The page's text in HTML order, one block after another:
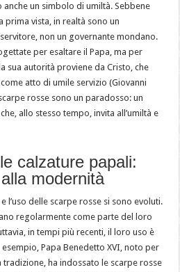
anche un simbolo di umiltà. Sebbene
prima vista, in realtà sono un
non un governante mondano.
per esaltare il Papa, ma per
sua autorità proviene da Cristo, che
atto di umile servizio (Giovanni
rosse sono un paradosso: un
allo stesso tempo, invita all’umiltà e
calzature papali:
modernità
l’uso delle scarpe rosse si sono evoluti.
regolarmente come parte del loro
in tempi più recenti, il loro uso è
Papa Benedetto XVI, noto per
ha indossato le scarpe rosse